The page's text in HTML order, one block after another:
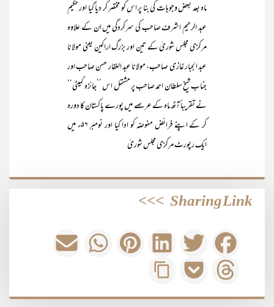
ماہ بعد بعض وجوہات کی بنا پر اس کو مختصر کر دیا گیا اور حکیم
عبد الرحیم اشرف صاحب کی سرکردگی میں ان کے علاوہ
مرکزی مجلس شوریٰ کے تین اور بزرگ اراکین یعنی مولانا
عبد الجبار غازی صاحب، مولانا عبد الغفار حسن صاحب اور
جناب شیخ سلطان احمد صاحب پر مشتمل اس ’’جائزہ کمیٹی‘‘
نے تقریباً آٹھ ماہ کے عرصے میں پورے پاکستان کا دورہ
کر کے اپنے فرائض مفوضہ کو ادا کیا اور نومبر ۵۶ء میں
ایک رپورٹ مرکزی مجلس شوریٰ
Sharing Link
>>>